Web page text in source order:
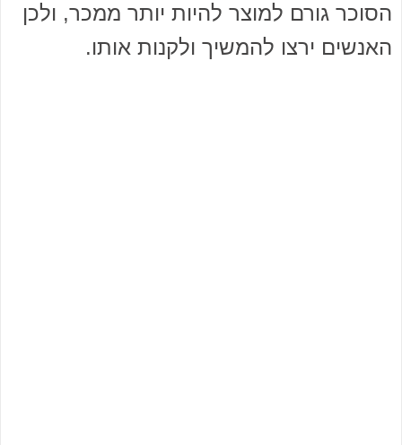
הסוכר גורם למוצר להיות יותר ממכר, ולכן
האנשים ירצו להמשיך ולקנות אותו.